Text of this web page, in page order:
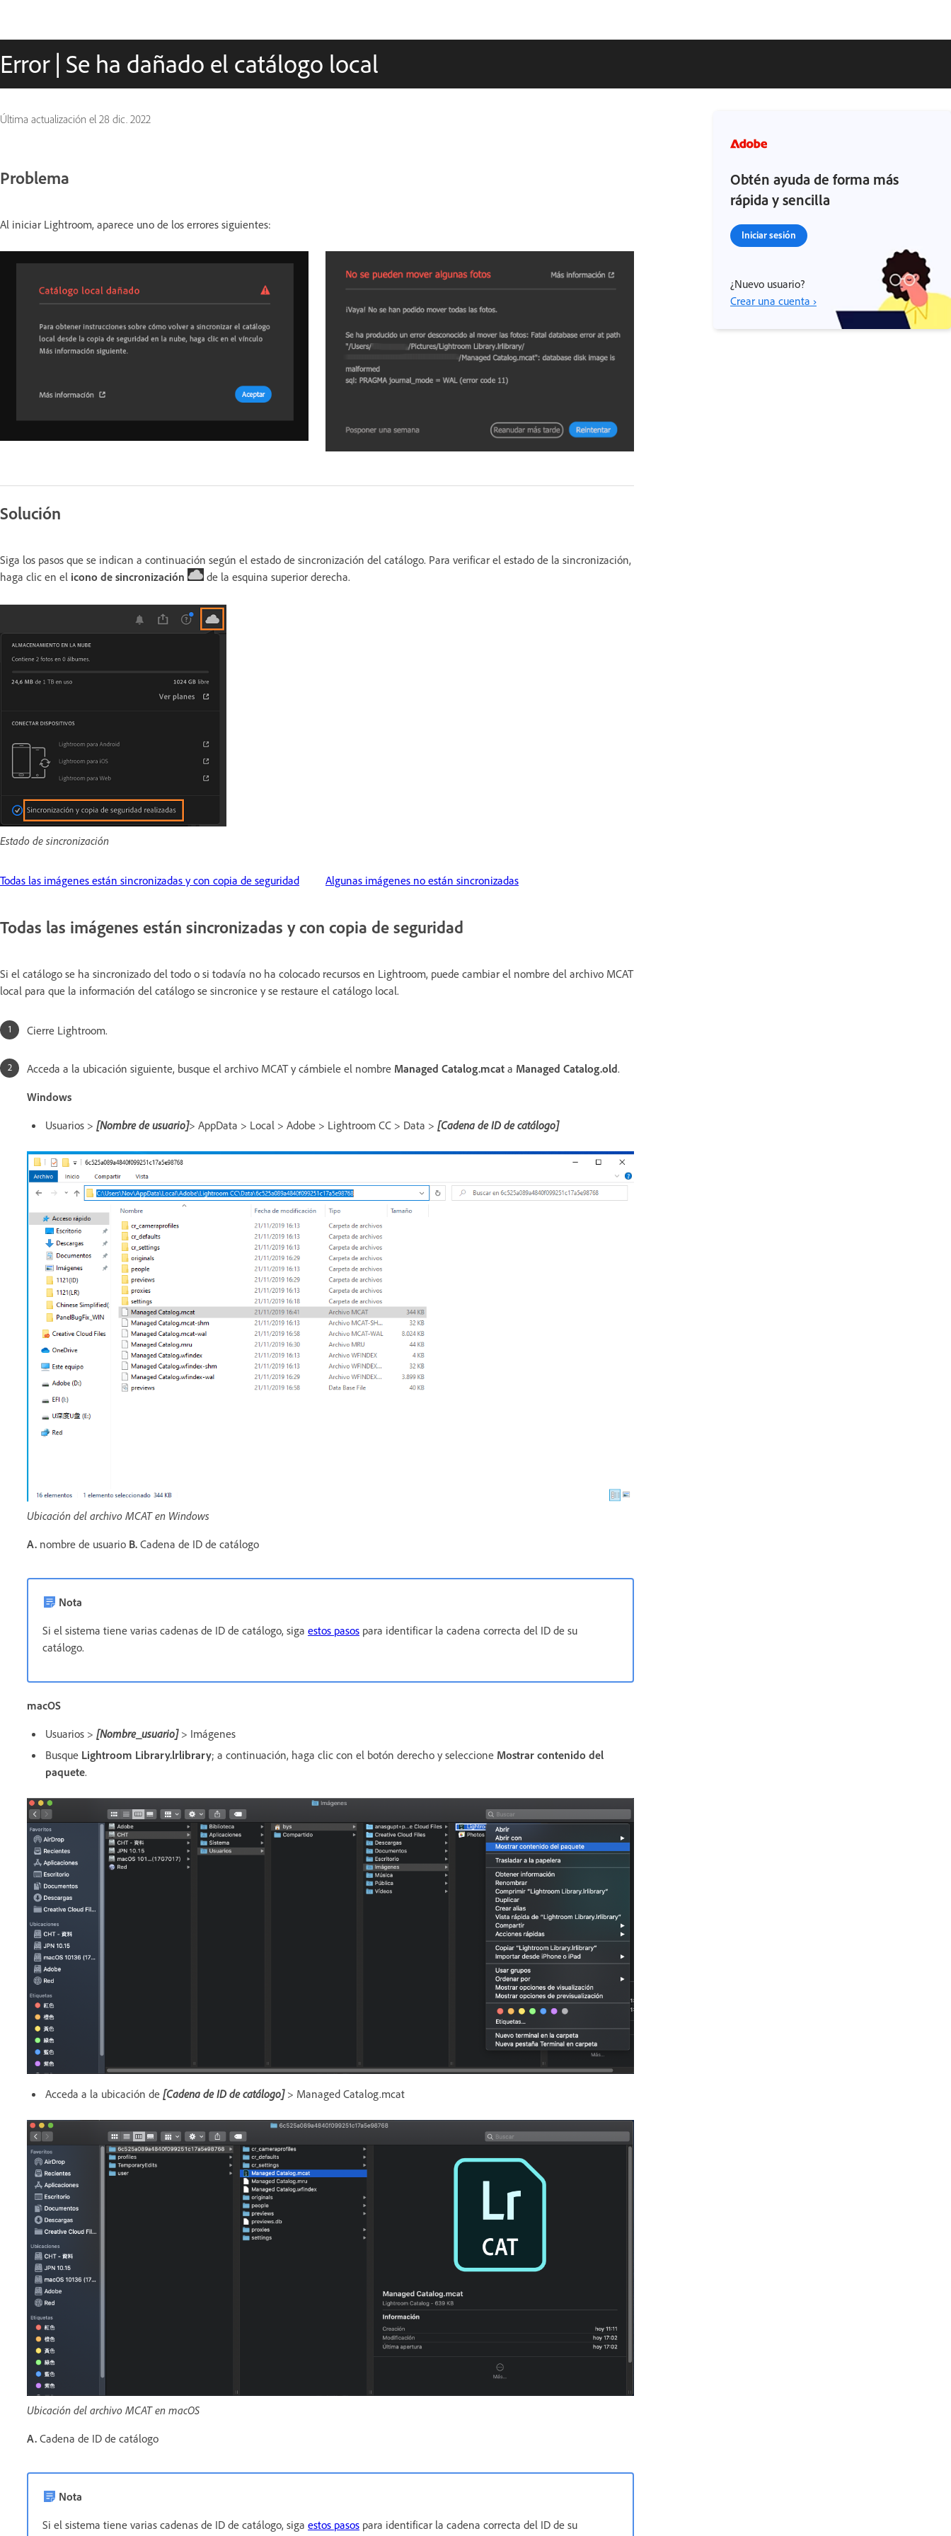
Error | Se ha dañado el catálogo local
Última actualización el 28 dic. 2022
Problema
Al iniciar Lightroom, aparece uno de los errores siguientes:
Solución
Siga los pasos que se indican a continuación según el estado de sincronización del catálogo. Para verificar el estado de la sincronización,
haga clic en el icono de sincronización de la esquina superior derecha.
Estado de sincronización
Todas las imágenes están sincronizadas y con copia de seguridad Algunas imágenes no están sincronizadas
Todas las imágenes están sincronizadas y con copia de seguridad
Si el catálogo se ha sincronizado del todo o si todavía no ha colocado recursos en Lightroom, puede cambiar el nombre del archivo MCAT
local para que la información del catálogo se sincronice y se restaure el catálogo local.
Cierre Lightroom.
Acceda a la ubicación siguiente, busque el archivo MCAT y cámbiele el nombre Managed Catalog.mcat a Managed Catalog.old.
Windows
Usuarios > [Nombre de usuario]> AppData > Local > Adobe > Lightroom CC > Data > [Cadena de ID de catálogo]
Ubicación del archivo MCAT en Windows
A. nombre de usuario B. Cadena de ID de catálogo
Nota
Si el sistema tiene varias cadenas de ID de catálogo, siga estos pasos para identificar la cadena correcta del ID de su
catálogo.
macOS
Usuarios > [Nombre_usuario] > Imágenes
Busque Lightroom Library.lrlibrary; a continuación, haga clic con el botón derecho y seleccione Mostrar contenido del
paquete.
Acceda a la ubicación de [Cadena de ID de catálogo] > Managed Catalog.mcat
Ubicación del archivo MCAT en macOS
A. Cadena de ID de catálogo
Nota
Si el sistema tiene varias cadenas de ID de catálogo, siga estos pasos para identificar la cadena correcta del ID de su
Obtén ayuda de forma más
rápida y sencilla
Iniciar sesión
¿Nuevo usuario?
Crear una cuenta ›